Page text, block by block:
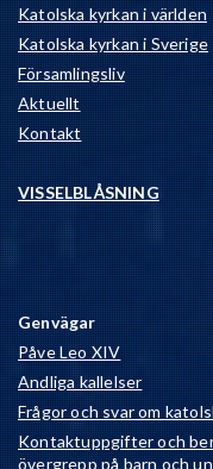
Katolska kyrkan i världen
Katolska kyrkan i Sverige
Församlingsliv
Aktuellt
Kontakt
VISSELBLÅSNING
Genvägar
Påve Leo XIV
Andliga kallelser
Frågor och svar om
Kontaktuppgifter och
övergrepp på barn och